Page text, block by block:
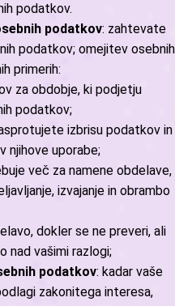
podatkov.
podatkov: zahtevate
podatkov; omejitev osebnih
primerih:
za obdobje, ki podjetju
podatkov;
izbrisu podatkov in
njihove uporabe;
več za namene obdelave,
izvajanje in obrambo
dokler se ne preveri, ali
nad vašimi razlogi;
podatkov: kadar vaše
zakonitega interesa,